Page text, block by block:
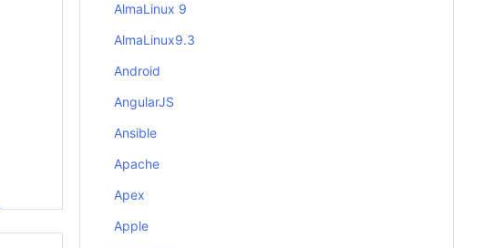
AlmaLinux 9
AlmaLinux9.3
Android
AngularJS
Ansible
Apache
Apex
Apple